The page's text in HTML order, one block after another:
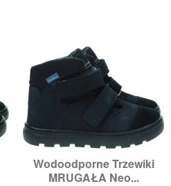
Wodoodporne Trzewiki
MRUGAŁA Neo...